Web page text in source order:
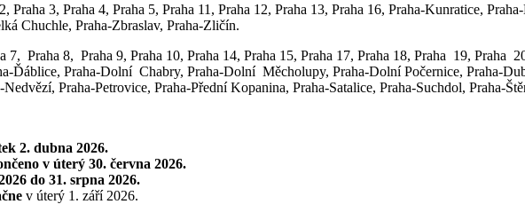
Praha 3, Praha 4, Praha 5, Praha 11, Praha 12, Praha 13, Praha 16, Praha-Kunratice,
Chuchle, Praha-Zbraslav, Praha-Zličín.
7, Praha 8, Praha 9, Praha 10, Praha 14, Praha 15, Praha 17, Praha 18, Praha 19,
Ďáblice, Praha-Dolní Chabry, Praha-Dolní Měcholupy, Praha-Dolní Počernice, Praha-
Praha-Petrovice, Praha-Přední Kopanina, Praha-Satalice, Praha-Suchdol, Praha-
2. dubna 2026.
v úterý 30. června 2026.
do 31. srpna 2026.
v úterý 1. září 2026.